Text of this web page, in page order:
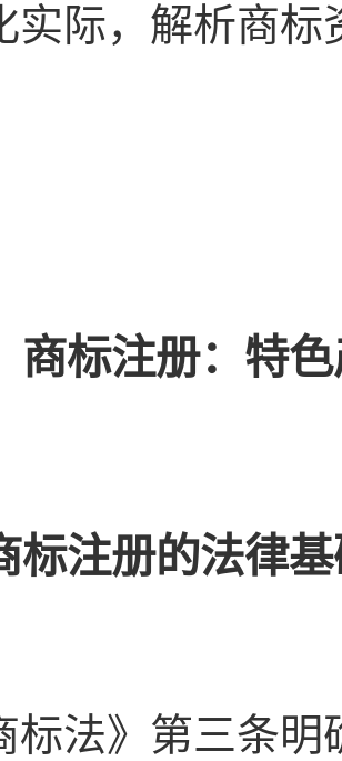
实际，解析商标
商标注册：特
标注册的法律
标法》第三条